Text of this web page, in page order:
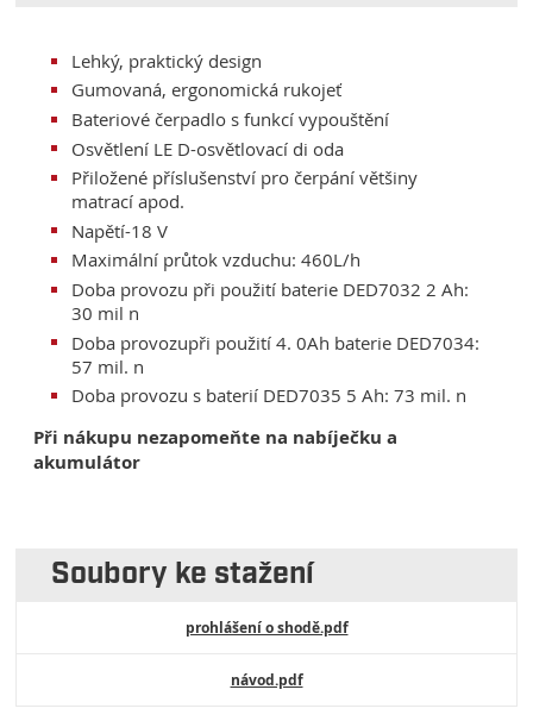
Lehký, praktický design
Gumovaná, ergonomická rukojeť
Bateriové čerpadlo s funkcí vypouštění
Osvětlení LE D-osvětlovací di oda
Přiložené příslušenství pro čerpání většiny
matrací apod.
Napětí-18 V
Maximální průtok vzduchu: 460L/h
Doba provozu při použití baterie DED7032 2 Ah:
30 mil n
Doba provozupři použití 4. 0Ah baterie DED7034:
57 mil. n
Doba provozu s baterií DED7035 5 Ah: 73 mil. n
Při nákupu nezapomeňte na nabíječku a
akumulátor
Soubory ke stažení
prohlášení o shodě.pdf
návod.pdf